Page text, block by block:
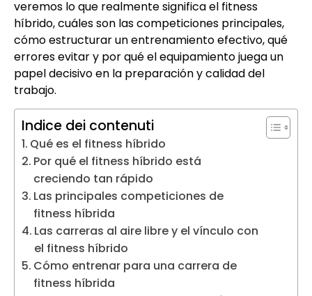
veremos lo que realmente significa el fitness
híbrido, cuáles son las competiciones principales,
cómo estructurar un entrenamiento efectivo, qué
errores evitar y por qué el equipamiento juega un
papel decisivo en la preparación y calidad del
trabajo.
Indice dei contenuti
Qué es el fitness híbrido
Por qué el fitness híbrido está
creciendo tan rápido
Las principales competiciones de
fitness híbrida
Las carreras al aire libre y el vínculo con
el fitness híbrido
Cómo entrenar para una carrera de
fitness híbrida